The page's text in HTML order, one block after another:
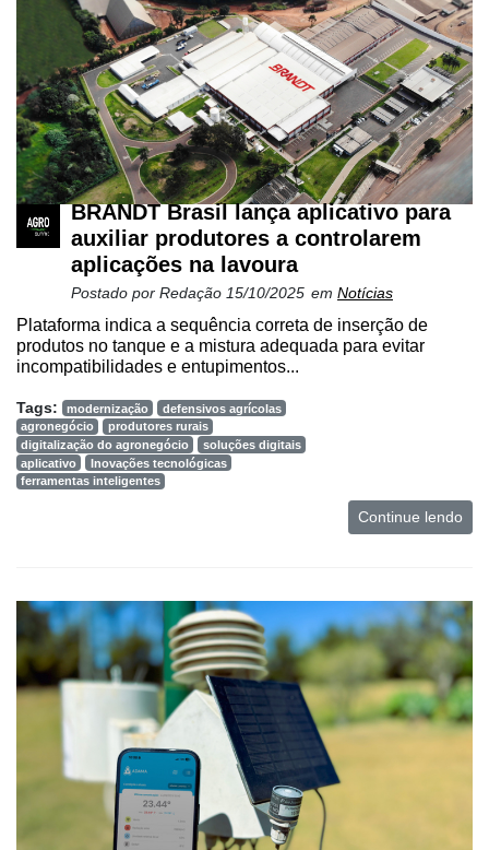
BRANDT Brasil lança aplicativo para
auxiliar produtores a controlarem
aplicações na lavoura
Postado por Redação 15/10/2025 em Notícias
Plataforma indica a sequência correta de inserção de
produtos no tanque e a mistura adequada para evitar
incompatibilidades e entupimentos...
Tags: modernização
defensivos agrícolas
agronegócio
produtores rurais
digitalização do agronegócio
soluções digitais
aplicativo
Inovações tecnológicas
ferramentas inteligentes
Continue lendo